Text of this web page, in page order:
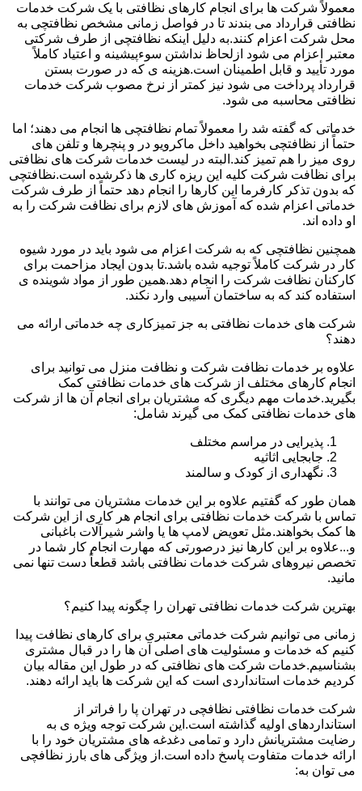
معمولاً شرکت ها برای انجام کارهای نظافتی با یک شرکت خدمات
نظافتی قرارداد می بندند تا در فواصل زمانی مشخص نظافتچی به
محل شرکت اعزام کنند.به دلیل اینکه نظافتچی از طرف شرکتی
معتبر اعزام می شود ازلحاظ نداشتن سوءپیشینه و اعتیاد کاملاً
مورد تأیید و قابل اطمینان است.هزینه ی که در صورت بستن
قرارداد پرداخت می شود نیز کمتر از نرخ مصوب شرکت خدمات
نظافتی محاسبه می شود.
خدماتی که گفته شد را معمولاً تمام نظافتچی ها انجام می دهند؛ اما
حتماً از نظافتچی بخواهید داخل ماکرویو در و پنچرها و تلفن های
روی میز را هم تمیز کند.البته در لیست خدمات شرکت های نظافتی
برای نظافت شرکت کلیه این ریزه کاری ها ذکرشده است.نظافتچی
که بدون تذکر کارفرما این کارها را انجام دهد حتماً از طرف شرکت
خدماتی اعزام شده که آموزش های لازم برای نظافت شرکت را به
او داده اند.
همچنین نظافتچی که به شرکت اعزام می شود باید در مورد شیوه
کار در شرکت کاملاً توجیه شده باشد.تا بدون ایجاد مزاحمت برای
کارکنان نظافت شرکت را انجام دهد.همین طور از مواد شوینده ی
استفاده کند که به ساختمان آسیبی وارد نکند.
شرکت های خدمات نظافتی به جز تمیزکاری چه خدماتی ارائه می
دهند؟
علاوه بر خدمات نظافت شرکت و نظافت منزل می توانید برای
انجام کارهای مختلف از شرکت های خدمات نظافتی کمک
بگیرید.خدمات مهم دیگری که مشتریان برای انجام آن ها از شرکت
های خدمات نظافتی کمک می گیرند شامل:
پذیرایی در مراسم مختلف
جابجایی اثاثیه
نگهداری از کودک و سالمند
همان طور که گفتیم علاوه بر این خدمات مشتریان می توانند با
تماس با شرکت خدمات نظافتی برای انجام هر کاری از این شرکت
ها کمک بخواهند.مثل تعویض لامپ ها یا واشر شیرآلات باغبانی
و...علاوه بر این کارها نیز درصورتی که مهارت انجام کار شما در
تخصص نیروهای شرکت خدمات نظافتی باشد قطعاً دست تنها نمی
مانید.
بهترین شرکت خدمات نظافتی تهران را چگونه پیدا کنیم؟
زمانی می توانیم شرکت خدماتی معتبری برای کارهای نظافت پیدا
کنیم که خدمات و مسئولیت های اصلی آن ها را در قبال مشتری
بشناسیم.خدمات شرکت های نظافتی که در طول این مقاله بیان
کردیم خدمات استانداردی است که این شرکت ها باید ارائه دهند.
شرکت خدمات نظافتی نظافچی در تهران پا را فراتر از
استانداردهای اولیه گذاشته است.این شرکت توجه ویژه ی به
رضایت مشتریانش دارد و تمامی دغدغه های مشتریان خود را با
ارائه خدمات متفاوت پاسخ داده است.از ویژگی های بارز نظافچی
می توان به: